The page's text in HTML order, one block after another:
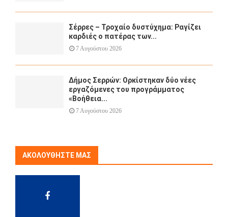
Σέρρες – Τροχαίο δυστύχημα: Ραγίζει
καρδιές ο πατέρας των...
7 Αυγούστου 2026
Δήμος Σερρών: Ορκίστηκαν δύο νέες
εργαζόμενες του προγράμματος
«Βοήθεια...
7 Αυγούστου 2026
ΑΚΟΛΟΥΘΉΣΤΕ ΜΑΣ